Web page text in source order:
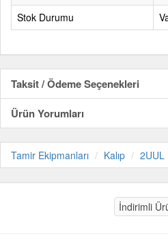
Stok Durumu
Taksit / Ödeme Seçenekleri
Ürün Yorumları
Tamir Ekipmanları Kalıp 2UUL
İndirimli